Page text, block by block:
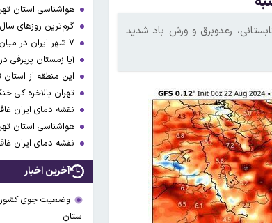
استان کشور رگبار بارش‌های تابستانی، رعدوبرق و وزش باد شدید
هواشناسی استان
گرم‌ترین روزهای سال از
آیا زمستان
این منطقه از استان تهران با ۴۶ درجه
تهران بالاخره کی
نقشه دمای ایران
هواشناسی استان
نقشه دمای ایران
آخرین اخبار
استان